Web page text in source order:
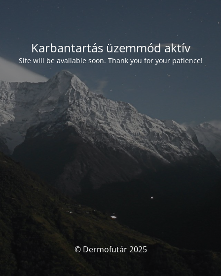
Karbantartás üzemmód aktív
Site will be available soon. Thank you for your patience!
© Dermofutár 2025